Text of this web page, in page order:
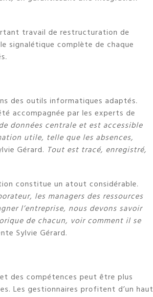
travail de restructuration de
signalétique complète de chaque
des outils informatiques adaptés.
accompagnée par les experts de
données centrale et est accessible
utile, telle que les absences,
Gérard. Tout est tracé, enregistré,
constitue un atout considérable.
les managers des ressources
l’entreprise, nous devons savoir
de chacun, voir comment il se
Sylvie Gérard.
des compétences peut être plus
Les gestionnaires profitent d’un haut